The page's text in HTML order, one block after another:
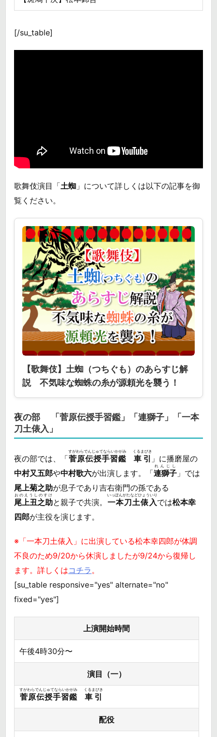
[/su_table]
歌舞伎演目「土蜘 」について詳しくは以下の記事を御
覧ください。
【歌舞伎】土蜘（つちぐも）のあらすじ解
説 不気味な蜘蛛の糸が源頼光を襲う！
夜の部 「菅原伝授手習鑑」「連獅子」「一本
刀土俵入」
夜の部では、「菅原伝授手習鑑
すがわらでんじゅてならいかがみ
車引
くるまびき
」に播磨屋の
中村又五郎や中村歌六が出演します。「連獅子
れんじし
」では
尾上菊之助が息子であり吉右衛門の孫である
尾上丑之助
おのえうしのすけ
と親子で共演。 一本刀土俵入
いっぽんがたなどひょういり
では松本幸
四郎が主役を演じます。
※「一本刀土俵入」に出演している松本幸四郎が体調
不良のため9/20から休演しましたが9/24から復帰し
ます。詳しくはコチラ。
[su_table responsive="yes" alternate="no"
fixed="yes"]
上演開始時間
午後4時30分〜
演目（一）
菅原伝授手習鑑
すがわらでんじゅてならいかがみ
車引
くるまびき
配役